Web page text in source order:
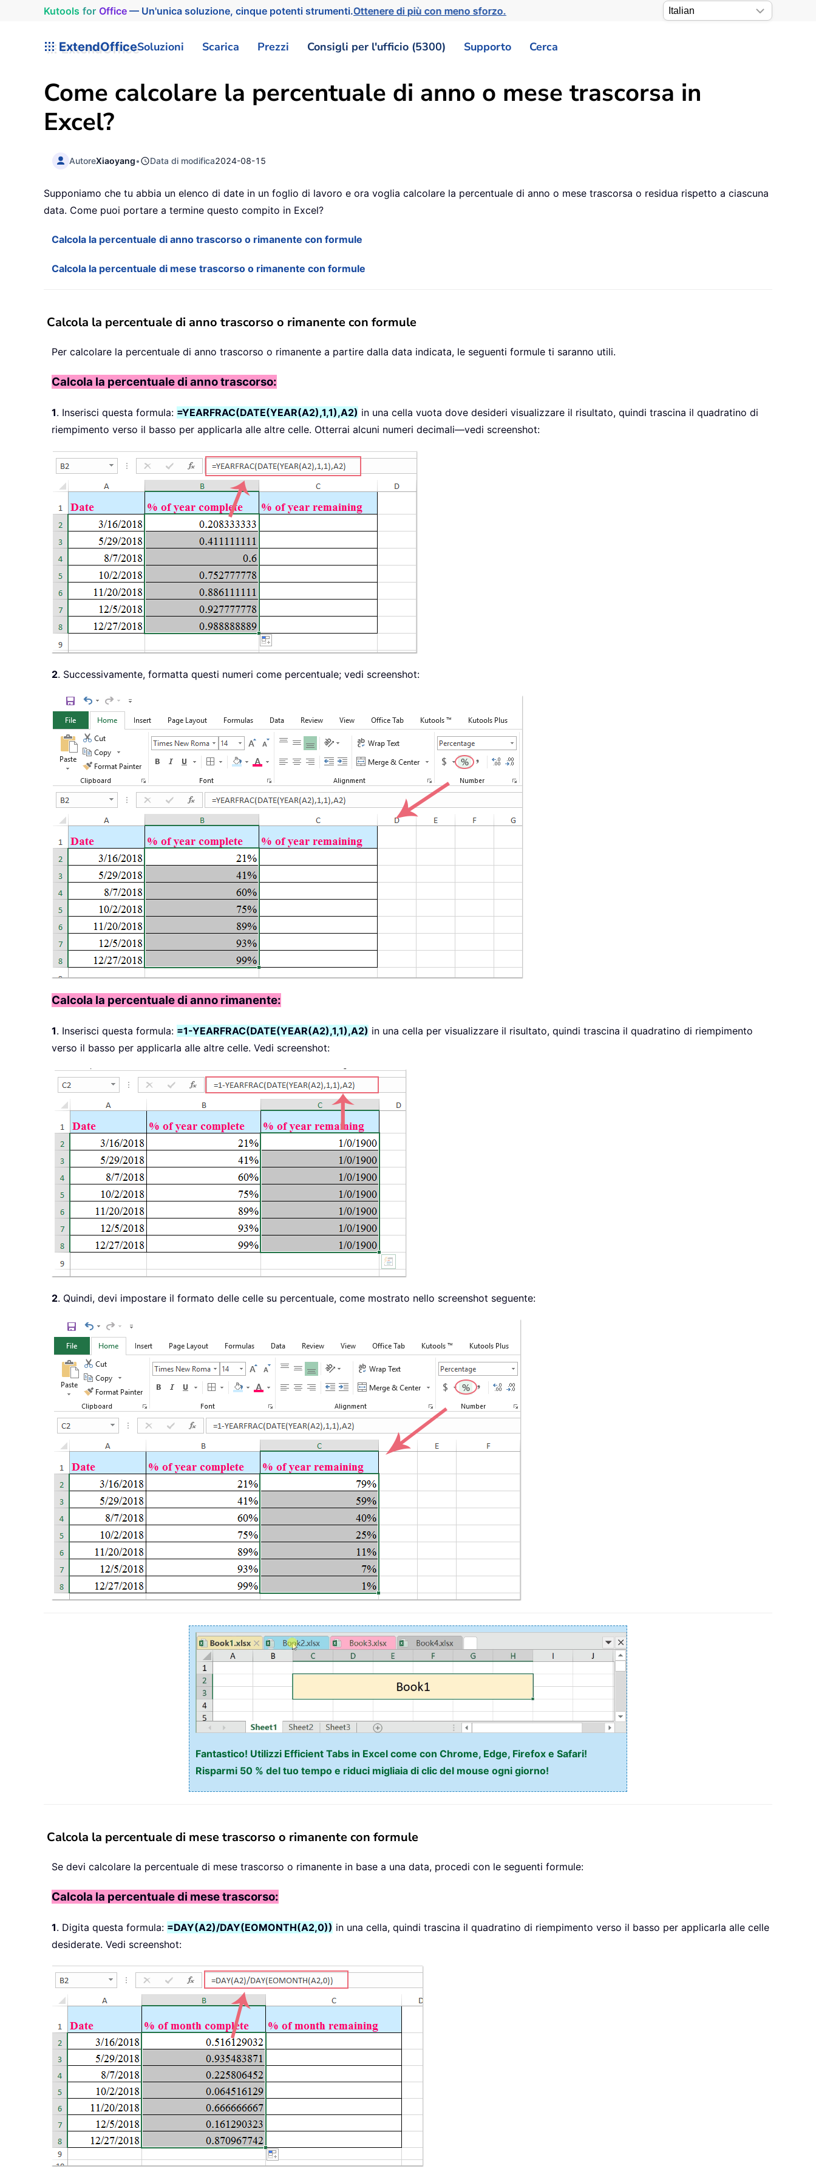
Kutools for Office— Un'unica soluzione, cinque potenti strumenti.Ottenere di più con meno sforzo.
ExtendOfficeSoluzioni Scarica Prezzi Consigli per l'ufficio (5300) Supporto Cerca
Come calcolare la percentuale di anno o mese trascorsa in
Excel?
AutoreXiaoyang• Data di modifica2024-08-15
Supponiamo che tu abbia un elenco di date in un foglio di lavoro e ora voglia calcolare la percentuale di anno o mese trascorsa o residua rispetto a ciascuna
data. Come puoi portare a termine questo compito in Excel?
Calcola la percentuale di anno trascorso o rimanente con formule
Calcola la percentuale di mese trascorso o rimanente con formule
Calcola la percentuale di anno trascorso o rimanente con formule
Per calcolare la percentuale di anno trascorso o rimanente a partire dalla data indicata, le seguenti formule ti saranno utili.
Calcola la percentuale di anno trascorso:
1. Inserisci questa formula: =YEARFRAC(DATE(YEAR(A2),1,1),A2) in una cella vuota dove desideri visualizzare il risultato, quindi trascina il quadratino di
riempimento verso il basso per applicarla alle altre celle. Otterrai alcuni numeri decimali—vedi screenshot:
2. Successivamente, formatta questi numeri come percentuale; vedi screenshot:
Calcola la percentuale di anno rimanente:
1. Inserisci questa formula: =1-YEARFRAC(DATE(YEAR(A2),1,1),A2) in una cella per visualizzare il risultato, quindi trascina il quadratino di riempimento
verso il basso per applicarla alle altre celle. Vedi screenshot:
2. Quindi, devi impostare il formato delle celle su percentuale, come mostrato nello screenshot seguente:
Fantastico! Utilizzi Efficient Tabs in Excel come con Chrome, Edge, Firefox e Safari!
Risparmi 50 % del tuo tempo e riduci migliaia di clic del mouse ogni giorno!
Calcola la percentuale di mese trascorso o rimanente con formule
Se devi calcolare la percentuale di mese trascorso o rimanente in base a una data, procedi con le seguenti formule:
Calcola la percentuale di mese trascorso:
1. Digita questa formula: =DAY(A2)/DAY(EOMONTH(A2,0)) in una cella, quindi trascina il quadratino di riempimento verso il basso per applicarla alle celle
desiderate. Vedi screenshot: